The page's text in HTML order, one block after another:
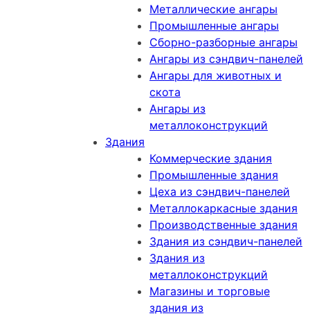
Металлические ангары
Промышленные ангары
Сборно-разборные ангары
Ангары из сэндвич-панелей
Ангары для животных и
скота
Ангары из
металлоконструкций
Здания
Коммерческие здания
Промышленные здания
Цеха из сэндвич-панелей
Металлокаркасные здания
Производственные здания
Здания из сэндвич-панелей
Здания из
металлоконструкций
Магазины и торговые
здания из